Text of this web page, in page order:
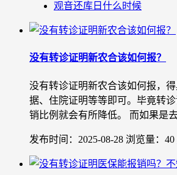
观音还库日什么时候
没有转诊证明新农合该如何报？
没有转诊证明新农合该如何报，
据、住院证明等等即可。毕竟转
销比例就会有所降低。 而如果是
发布时间：2025-08-28 浏览量：40